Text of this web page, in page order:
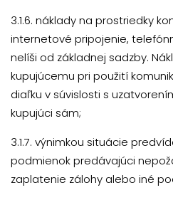
3.1.6. náklady na prostriedky
internetové pripojenie,
nelíši od základnej sadzby.
kupujúcemu pri použití
diaľku v súvislosti s
kupujúci sám;
3.1.7. výnimkou situácie
podmienok predávajúci
zaplatenie zálohy alebo iné